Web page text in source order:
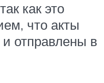
как это
что акты
отправлены в